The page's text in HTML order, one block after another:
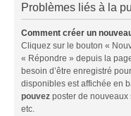
Problèmes liés à la
Comment créer un
Cliquez sur le bouton «
« Répondre » depuis la
besoin d’être enregistré
disponibles est affichée en
pouvez poster de nouveaux
etc.